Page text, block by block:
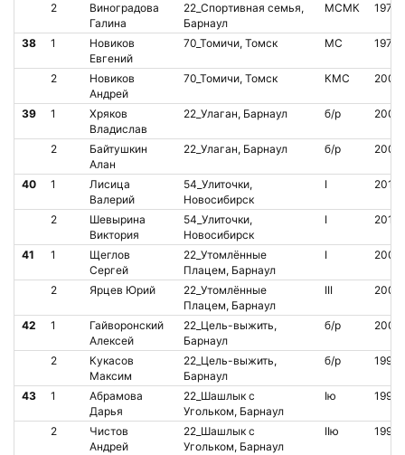
2
Виноградова
Галина
22_Спортивная семья,
Барнаул
МСМК 1979
38 1
Новиков
Евгений
70_Томичи, Томск МС 1978
2
Новиков
Андрей
70_Томичи, Томск КМС 2007
39 1
Хряков
Владислав
22_Улаган, Барнаул б/р 2003
2
Байтушкин
Алан
22_Улаган, Барнаул б/р 2003
40 1
Лисица
Валерий
54_Улиточки,
Новосибирск
I 2010
2
Шевырина
Виктория
54_Улиточки,
Новосибирск
I 2011
41 1
Щеглов
Сергей
22_Утомлённые
Плацем, Барнаул
I 2008
2 Ярцев Юрий
22_Утомлённые
Плацем, Барнаул
III 2009
42 1
Гайворонский
Алексей
22_Цель-выжить,
Барнаул
б/р 2002
2
Кукасов
Максим
22_Цель-выжить,
Барнаул
б/р 1999
43 1
Абрамова
Дарья
22_Шашлык с
Угольком, Барнаул
Iю 1997
2
Чистов
Андрей
22_Шашлык с
Угольком, Барнаул
IIю 1995